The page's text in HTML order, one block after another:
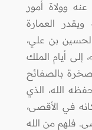
وولاة أمور
العمارة
بن علي،
إلى أيام الملك
بالصفائح
الله، الذي
في الأقصى،
فلهم من الله